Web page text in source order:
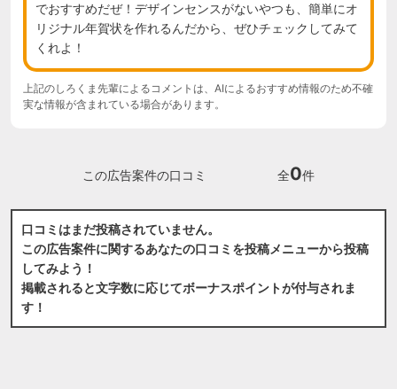
でおすすめだぜ！デザインセンスがないやつも、簡単にオ
リジナル年賀状を作れるんだから、ぜひチェックしてみて
くれよ！
上記のしろくま先輩によるコメントは、AIによるおすすめ情報のため不確
実な情報が含まれている場合があります。
この広告案件の口コミ 全0件
口コミはまだ投稿されていません。
この広告案件に関するあなたの口コミを投稿メニューから投稿
してみよう！
掲載されると文字数に応じてボーナスポイントが付与されま
す！